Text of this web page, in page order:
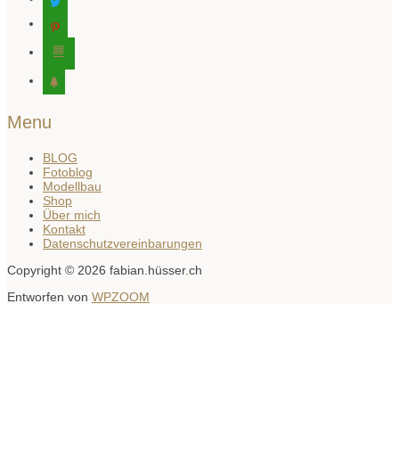
editor-
kitchensink
tree
Menu
BLOG
Fotoblog
Modellbau
Shop
Über mich
Kontakt
Datenschutzvereinbarungen
Copyright © 2026 fabian.hüsser.ch
Entworfen von WPZOOM